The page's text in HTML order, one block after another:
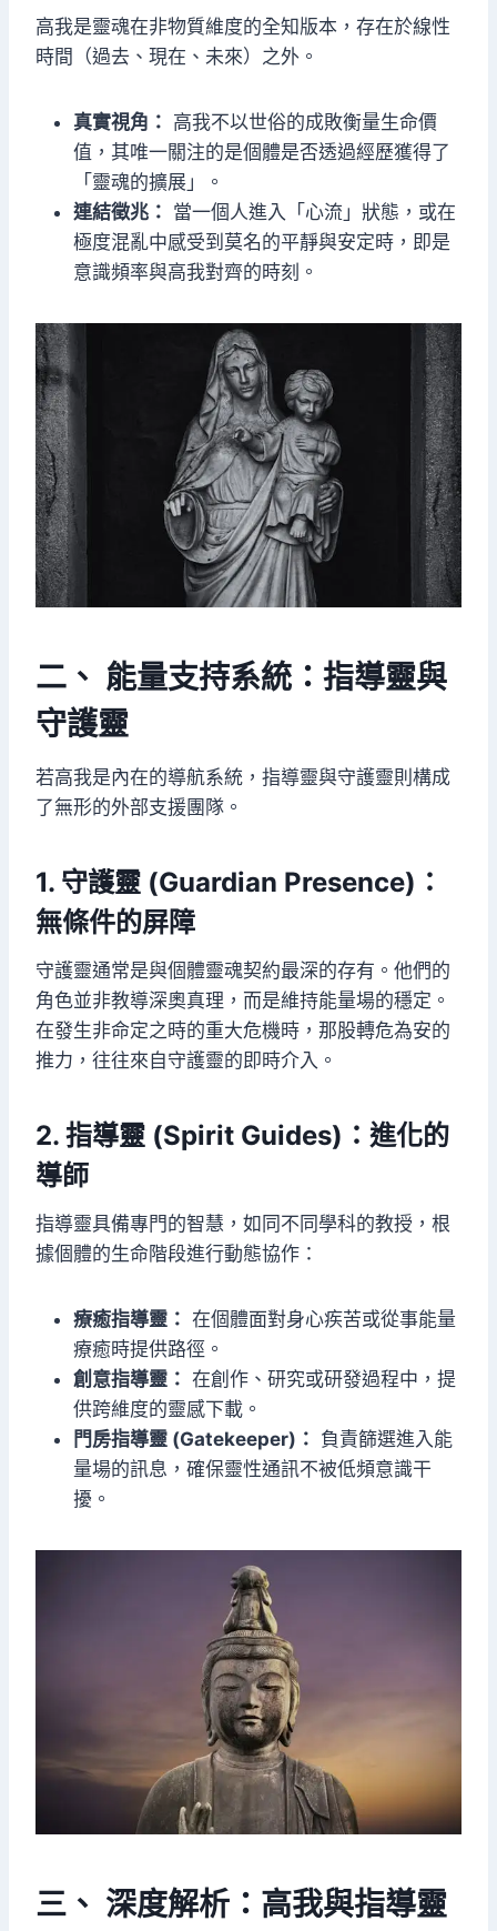
高我是靈魂在非物質維度的全知版本，存在於線性
時間（過去、現在、未來）之外。
真實視角： 高我不以世俗的成敗衡量生命價
值，其唯一關注的是個體是否透過經歷獲得了
「靈魂的擴展」。
連結徵兆： 當一個人進入「心流」狀態，或在
極度混亂中感受到莫名的平靜與安定時，即是
意識頻率與高我對齊的時刻。
二、 能量支持系統：指導靈與
守護靈
若高我是內在的導航系統，指導靈與守護靈則構成
了無形的外部支援團隊。
1. 守護靈 (Guardian Presence)：
無條件的屏障
守護靈通常是與個體靈魂契約最深的存有。他們的
角色並非教導深奧真理，而是維持能量場的穩定。
在發生非命定之時的重大危機時，那股轉危為安的
推力，往往來自守護靈的即時介入。
2. 指導靈 (Spirit Guides)：進化的
導師
指導靈具備專門的智慧，如同不同學科的教授，根
據個體的生命階段進行動態協作：
療癒指導靈： 在個體面對身心疾苦或從事能量
療癒時提供路徑。
創意指導靈： 在創作、研究或研發過程中，提
供跨維度的靈感下載。
門房指導靈 (Gatekeeper)： 負責篩選進入能
量場的訊息，確保靈性通訊不被低頻意識干
擾。
三、 深度解析：高我與指導靈